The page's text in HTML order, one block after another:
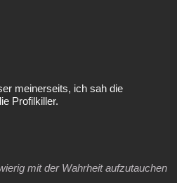
meinerseits, ich sah die
Profilkiller.
mit der Wahrheit aufzutauchen